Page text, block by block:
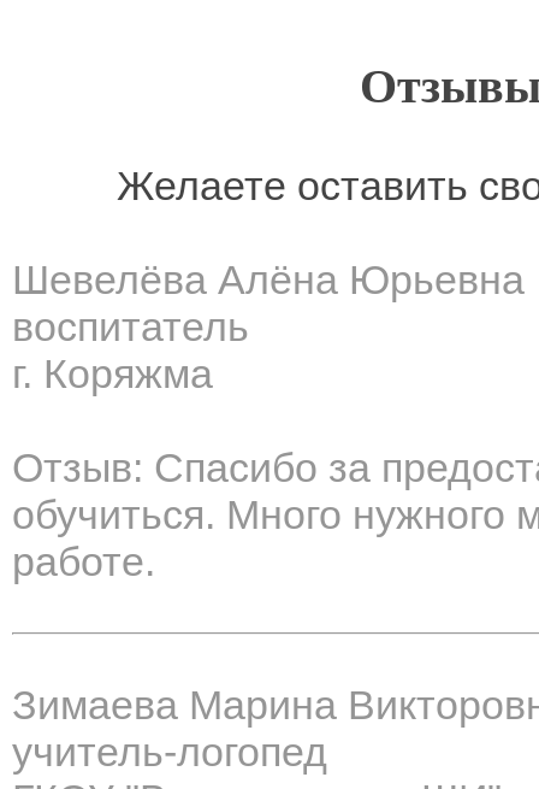
Желаете оставить
Шевелёва Алёна Юрьевна
воспитатель
г. Коряжма
Отзыв: Спасибо за
обучиться. Много нужного
работе.
Зимаева Марина
учитель-логопед